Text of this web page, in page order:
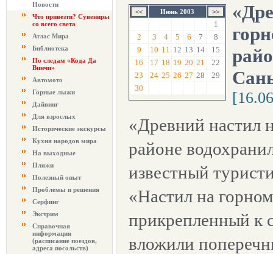
Новости
Что привезти? Сувениры
со всего света
Атлас Мира
Библиотека
По следам «Кода Да
Винчи»
Автомото
Горные лыжи
Дайвинг
Для взрослых
Исторические экскурсы
Кухня народов мира
На выходные
Пляжи
Полезный опыт
Проблемы и решения
Серфинг
Экстрим
Справочная
информация
(расписание поездов,
адреса посольств)
Июнь 2003
1
2
3 4 5 6 7
8
9
10 11 12 13 14
15
16
17 18 19 20 21
22
23
24 25 26 27 28
29
30
«Древний настил
районе
известный
«Настил на
прикрепленный к
вложили